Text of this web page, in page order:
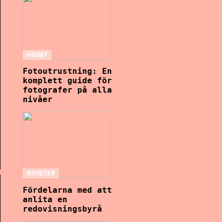
HOBBY
Fotoutrustning: En
komplett guide för
fotografer på alla
nivåer
NYHETER
Fördelarna med att
anlita en
redovisningsbyrå